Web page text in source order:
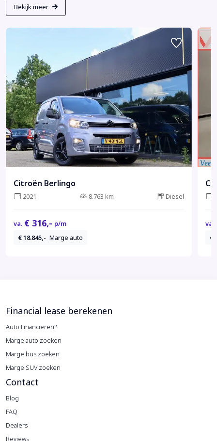
Bekijk meer
Citroën Berlingo
2021 8.763 km Diesel
va. € 316,- p/m
€ 18.845,- Marge auto
va.
€
Financial lease berekenen
Auto Financieren?
Marge auto zoeken
Marge bus zoeken
Marge SUV zoeken
Contact
Blog
FAQ
Dealers
Reviews